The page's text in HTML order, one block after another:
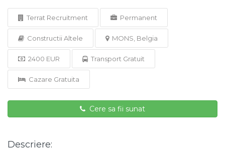
Terrat Recruitment Permanent
Constructii Altele MONS, Belgia
2400 EUR Transport Gratuit
Cazare Gratuita
Cere sa fii sunat
Descriere: